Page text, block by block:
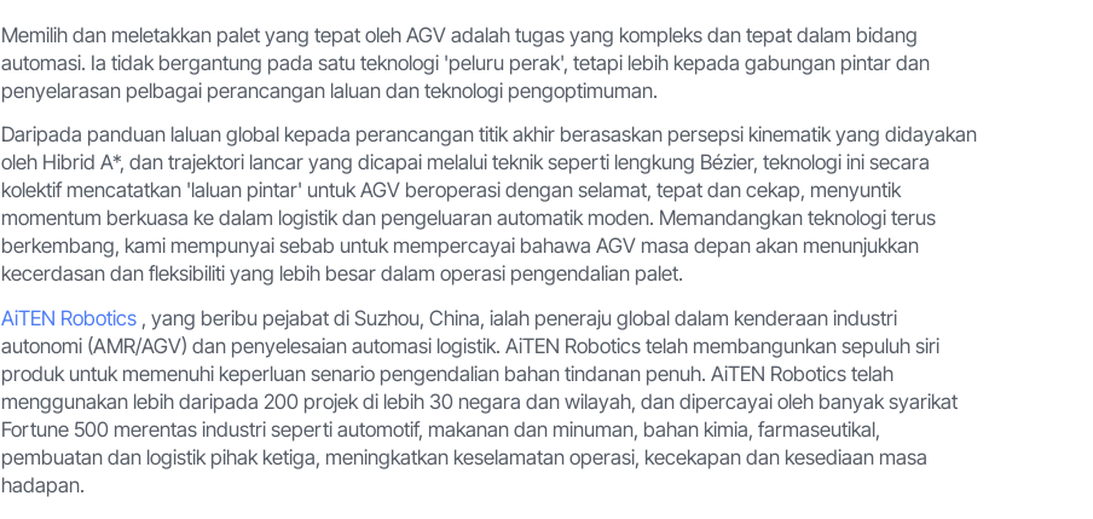
Memilih dan meletakkan palet yang tepat oleh AGV adalah tugas yang kompleks dan tepat dalam bidang
automasi. Ia tidak bergantung pada satu teknologi 'peluru perak', tetapi lebih kepada gabungan pintar dan
penyelarasan pelbagai perancangan laluan dan teknologi pengoptimuman.
Daripada panduan laluan global kepada perancangan titik akhir berasaskan persepsi kinematik yang didayakan
oleh Hibrid A*, dan trajektori lancar yang dicapai melalui teknik seperti lengkung Bézier, teknologi ini secara
kolektif mencatatkan 'laluan pintar' untuk AGV beroperasi dengan selamat, tepat dan cekap, menyuntik
momentum berkuasa ke dalam logistik dan pengeluaran automatik moden. Memandangkan teknologi terus
berkembang, kami mempunyai sebab untuk mempercayai bahawa AGV masa depan akan menunjukkan
kecerdasan dan fleksibiliti yang lebih besar dalam operasi pengendalian palet.
AiTEN Robotics , yang beribu pejabat di Suzhou, China, ialah peneraju global dalam kenderaan industri
autonomi (AMR/AGV) dan penyelesaian automasi logistik. AiTEN Robotics telah membangunkan sepuluh siri
produk untuk memenuhi keperluan senario pengendalian bahan tindanan penuh. AiTEN Robotics telah
menggunakan lebih daripada 200 projek di lebih 30 negara dan wilayah, dan dipercayai oleh banyak syarikat
Fortune 500 merentas industri seperti automotif, makanan dan minuman, bahan kimia, farmaseutikal,
pembuatan dan logistik pihak ketiga, meningkatkan keselamatan operasi, kecekapan dan kesediaan masa
hadapan.